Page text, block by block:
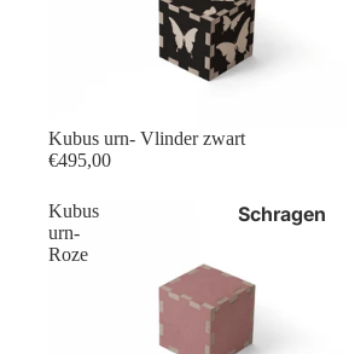
Schragen
Kubus urn- Vlinder zwart
€495,00
Kubus
urn-
Roze